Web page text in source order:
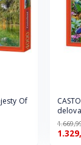
Of
delova